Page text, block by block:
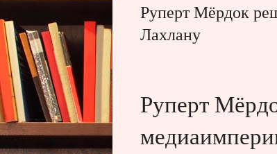
Руперт Мёрдок
Лахлану
Руперт